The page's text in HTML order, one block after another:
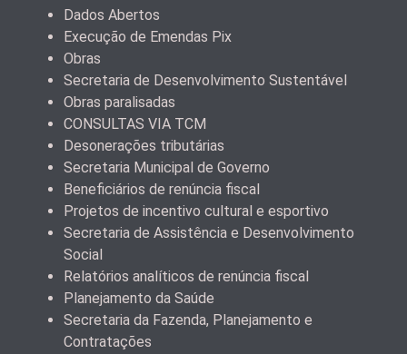
Dados Abertos
Execução de Emendas Pix
Obras
Secretaria de Desenvolvimento Sustentável
Obras paralisadas
CONSULTAS VIA TCM
Desonerações tributárias
Secretaria Municipal de Governo
Beneficiários de renúncia fiscal
Projetos de incentivo cultural e esportivo
Secretaria de Assistência e Desenvolvimento
Social
Relatórios analíticos de renúncia fiscal
Planejamento da Saúde
Secretaria da Fazenda, Planejamento e
Contratações